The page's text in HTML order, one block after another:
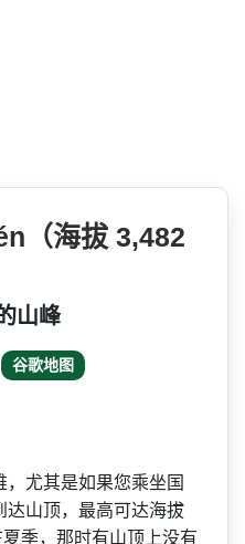
（海拔 3,482
山峰
谷歌地图
尤其是如果您乘坐国
达山顶­，最高可达海拔
季，那­时有山顶上没有